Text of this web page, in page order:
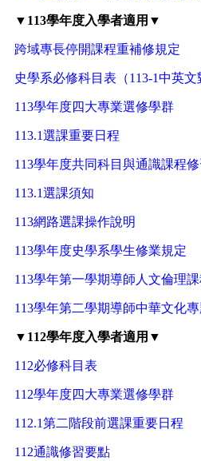
▼113學年度入學者適用▼
跨域專長停開課程重補修規定
史學系必修科目表（113-1中英文
113學年度四大專業選修學群
113.1選課重要日程
113學年度共同科目與通識課程
113.1選課須知
113網路選課操作說明
113學年度史學系學生修業規定
113學年第一學期導師人文倫理
113學年第二學期導師中華文化
▼112學年度入學者適用▼
112必修科目表
112學年度四大專業選修學群
112.1第二階段前選課重要日程
112通識修習要點